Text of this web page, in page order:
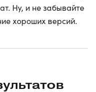
Ну, и не забывайте
хороших версий.